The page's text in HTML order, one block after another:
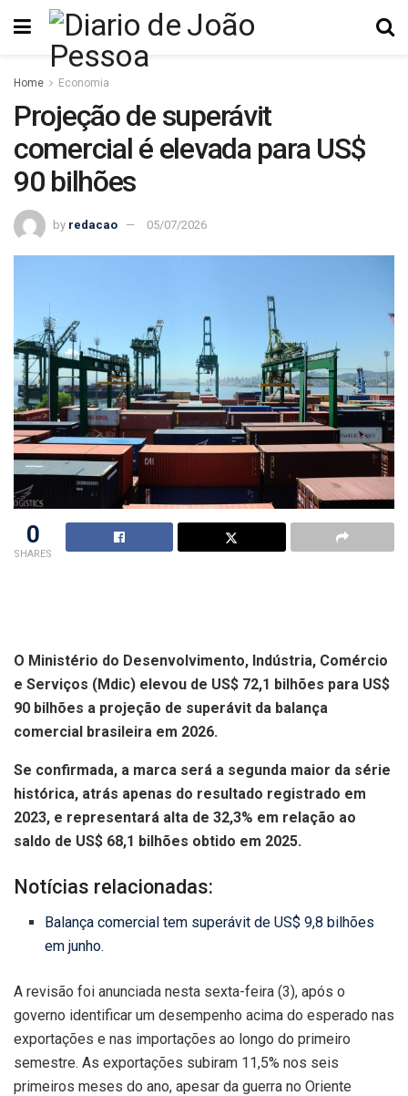
Home Economia
Projeção de superávit
comercial é elevada para US$
90 bilhões
by redacao 05/07/2026
0
SHARES
O Ministério do Desenvolvimento, Indústria, Comércio
e Serviços (Mdic) elevou de US$ 72,1 bilhões para US$
90 bilhões a projeção de superávit da balança
comercial brasileira em 2026.
Se confirmada, a marca será a segunda maior da série
histórica, atrás apenas do resultado registrado em
2023, e representará alta de 32,3% em relação ao
saldo de US$ 68,1 bilhões obtido em 2025.
Notícias relacionadas:
Balança comercial tem superávit de US$ 9,8 bilhões
em junho.
A revisão foi anunciada nesta sexta-feira (3), após o
governo identificar um desempenho acima do esperado nas
exportações e nas importações ao longo do primeiro
semestre. As exportações subiram 11,5% nos seis
primeiros meses do ano, apesar da guerra no Oriente